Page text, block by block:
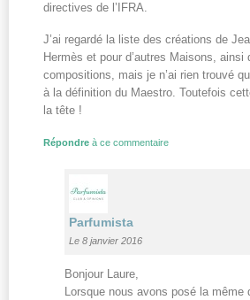
directives de l’IFRA.
J’ai regardé la liste des créations de
Hermès et pour d’autres Maisons, ainsi
compositions, mais je n’ai rien trouvé
à la définition du Maestro. Toutefois
la tête !
Répondre à ce commentaire
Parfumista
Le 8 janvier 2016
Bonjour Laure,
Lorsque nous avons posé la même